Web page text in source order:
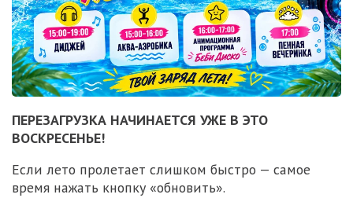
ПЕРЕЗАГРУЗКА НАЧИНАЕТСЯ УЖЕ В ЭТО
ВОСКРЕСЕНЬЕ!
Если лето пролетает слишком быстро — самое
время нажать кнопку «обновить».